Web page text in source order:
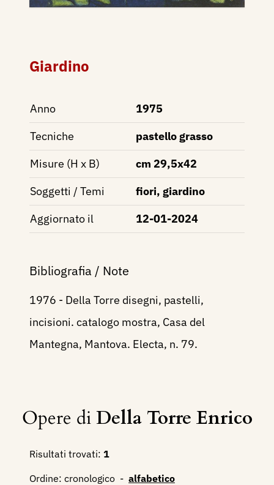
Giardino
Anno
1975
Tecniche
pastello grasso
Misure (H x B)
cm 29,5x42
Soggetti / Temi
fiori, giardino
Aggiornato il
12-01-2024
Bibliografia / Note
1976 - Della Torre disegni, pastelli,
incisioni. catalogo mostra, Casa del
Mantegna, Mantova. Electa, n. 79.
Opere diDella Torre Enrico
Risultati trovati: 1
Ordine: cronologico - alfabetico